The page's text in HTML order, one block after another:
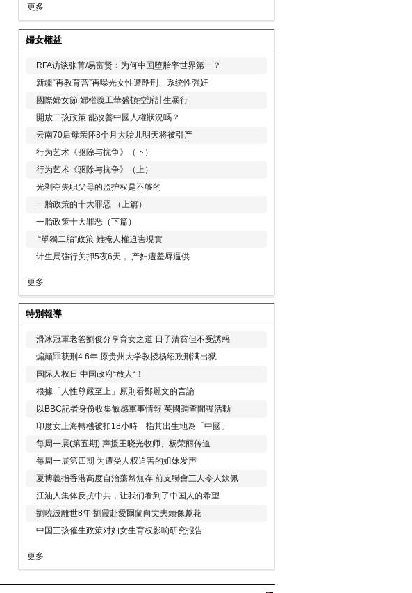
更多
婦女權益
RFA访谈张菁/易富贤：为何中国堕胎率世界第一？
新疆“再教育营”再曝光女性遭酷刑、系统性强奸
國際婦女節 婦權義工華盛頓控訴計生暴行
開放二孩政策 能改善中國人權狀況嗎？
云南70后母亲怀8个月大胎儿明天将被引产
行为艺术《驱除与抗争》（下）
行为艺术《驱除与抗争》（上）
光剥夺失职父母的监护权是不够的
一胎政策的十大罪恶 （上篇）
一胎政策十大罪恶（下篇）
“單獨二胎”政策 難掩人權迫害現實
计生局強行关押5夜6天， 产妇遭羞辱逼供
更多
特別報導
滑冰冠軍老爸劉俊分享育女之道 日子清貧但不受誘惑
煽颠罪获刑4.6年 原贵州大学教授杨绍政刑满出狱
国际人权日 中国政府“放人“！
根據「人性尊嚴至上」原則看鄭麗文的言論
以BBC記者身份收集敏感軍事情報 英國調查間諜活動
印度女上海轉機被扣18小時 指其出生地為「中國」
每周一展(第五期) 声援王晓光牧师、杨荣丽传道
每周一展第四期 为遭受人权迫害的姐妹发声
夏博義指香港高度自治蕩然無存 前支聯會三人令人欽佩
江油人集体反抗中共，让我们看到了中国人的希望
劉曉波離世8年 劉霞赴愛爾蘭向丈夫頭像獻花
中国三孩催生政策对妇女生育权影响研究报告
更多